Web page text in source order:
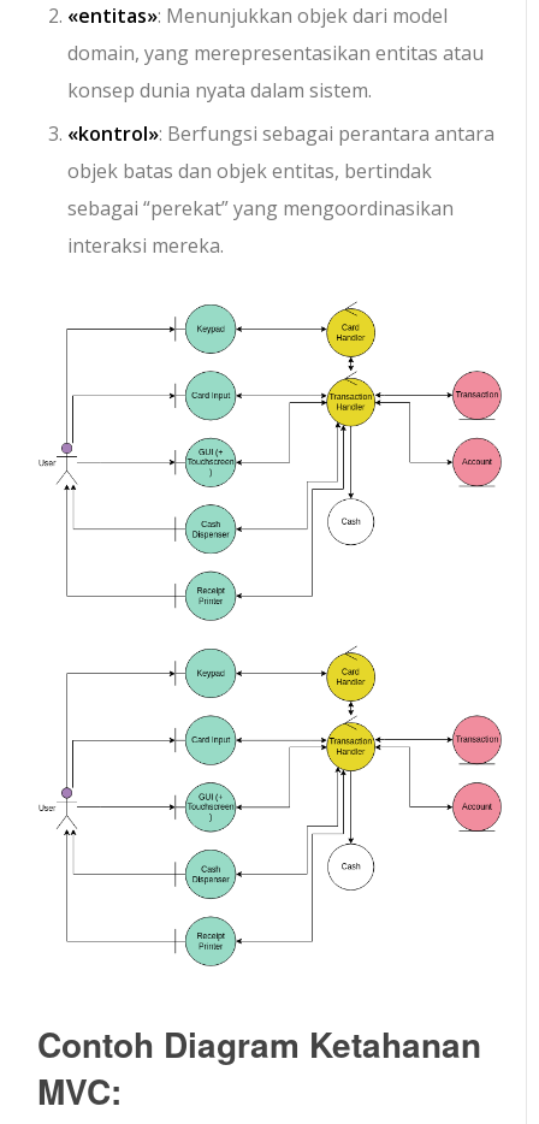
«entitas»: Menunjukkan objek dari model
domain, yang merepresentasikan entitas atau
konsep dunia nyata dalam sistem.
«kontrol»: Berfungsi sebagai perantara antara
objek batas dan objek entitas, bertindak
sebagai “perekat” yang mengoordinasikan
interaksi mereka.
Contoh Diagram Ketahanan
MVC: